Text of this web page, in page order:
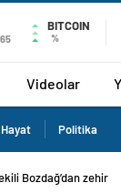
BITCOIN
%
Videolar
Hayat Politika
Bozdağ’dan zehir